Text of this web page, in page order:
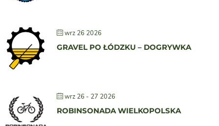
wrz 26 2026
GRAVEL PO ŁÓDZKU – DOGRYWKA
wrz 26 - 27 2026
ROBINSONADA WIELKOPOLSKA